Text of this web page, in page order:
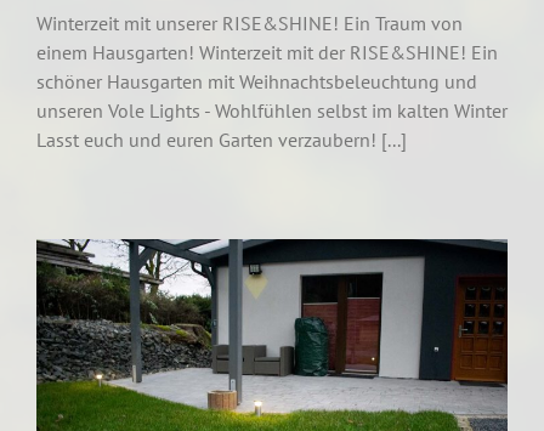
Winterzeit mit unserer RISE&SHINE! Ein Traum von
einem Hausgarten! Winterzeit mit der RISE&SHINE! Ein
schöner Hausgarten mit Weihnachtsbeleuchtung und
unseren Vole Lights - Wohlfühlen selbst im kalten Winter
Lasst euch und euren Garten verzaubern! [...]